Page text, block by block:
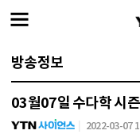
방송정보
03월07일 수다학 시
2022-03-07